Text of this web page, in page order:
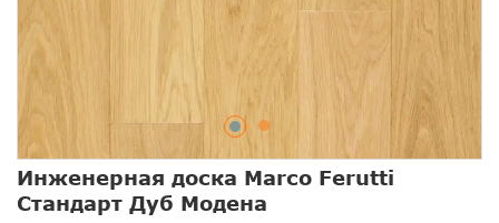
Инженерная доска Marco Ferutti
Стандарт Дуб Модена